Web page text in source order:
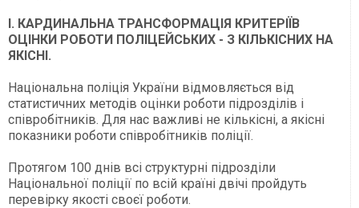
І. КАРДИНАЛЬНА ТРАНСФОРМАЦІЯ КРИТЕРІЇВ
ОЦІНКИ РОБОТИ ПОЛІЦЕЙСЬКИХ - З КІЛЬКІСНИХ НА
ЯКІСНІ.
Національна поліція України відмовляється від
статистичних методів оцінки роботи підрозділів і
співробітників. Для нас важливі не кількісні, а якісні
показники роботи співробітників поліції.
Протягом 100 днів всі структурні підрозділи
Національної поліції по всій країні двічі пройдуть
перевірку якості своєї роботи.